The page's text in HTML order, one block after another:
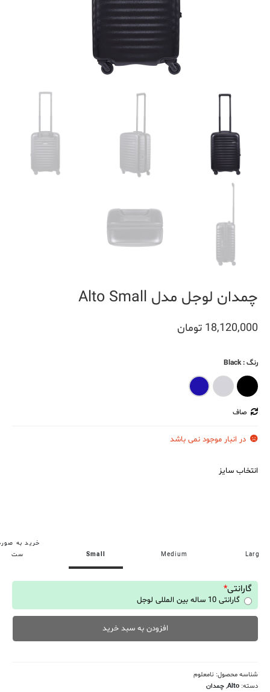
چمدان لوجل مدل Alto Small
18,120,000 تومان
رنگ: Black
Black
Light Grey
Navy Blue
صاف
در انبار موجود نمی باشد
انتخاب سایز
Larg
Medium
Small
خرید به
ست
*گارانتی
گارانتی 10 ساله بین المللی لوجل
افزودن به سبد خرید
شناسه محصول: نامعلوم
دسته: Alto
,چمدان